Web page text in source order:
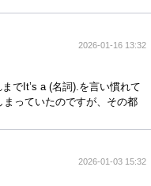
2026-01-16 13:32
でIt’s a (名詞).を言い慣れて
っていたのですが、その都
2026-01-03 15:32